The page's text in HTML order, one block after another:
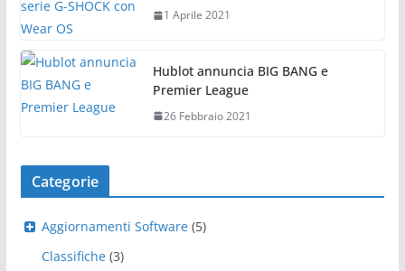
1 Aprile 2021
Hublot annuncia BIG BANG e
Premier League
26 Febbraio 2021
Categorie
Aggiornamenti Software (5)
Classifiche (3)